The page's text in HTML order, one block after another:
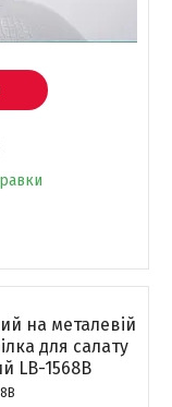
на металевій
для салату
LB-1568B